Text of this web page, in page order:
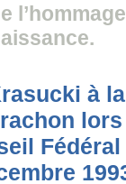
à